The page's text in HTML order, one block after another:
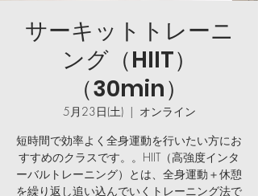
サーキットトレーニ
ング（HIIT）
（30min）
5月23日(土)
  |
オンライン
短時間で効率よく全身運動を行いたい方にお
すすめのクラスです。。HIIT（高強度インタ
ーバルトレーニング）とは、全身運動＋休憩
を繰り返し追い込んでいくトレーニング法で